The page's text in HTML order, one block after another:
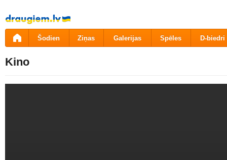
Pāriet
uz
saturu
Šodien Ziņas Galerijas Spēles D-biedri
Kino